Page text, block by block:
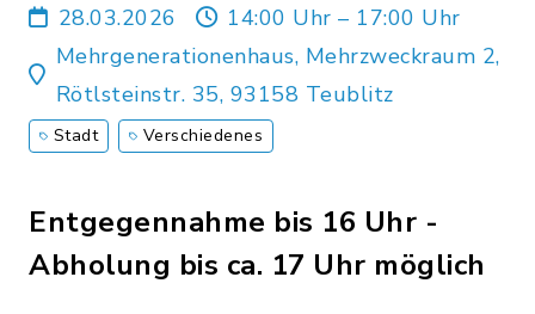
28.03.2026
14:00 Uhr – 17:00 Uhr
Mehrgenerationenhaus, Mehrzweckraum 2,
Rötlsteinstr. 35, 93158 Teublitz
Stadt Verschiedenes
Entgegennahme bis 16 Uhr -
Abholung bis ca. 17 Uhr möglich